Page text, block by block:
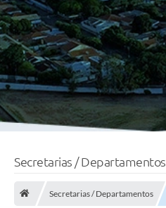
Secretarias / Departamentos
Secretarias / Departamentos